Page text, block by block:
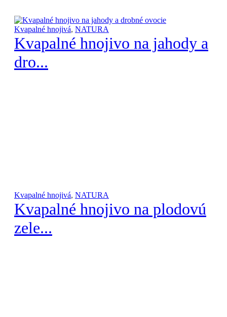
Kvapalné hnojivá, NATURA
Kvapalné hnojivo na jahody a
dro...
Kvapalné hnojivá, NATURA
Kvapalné hnojivo na plodovú
zele...